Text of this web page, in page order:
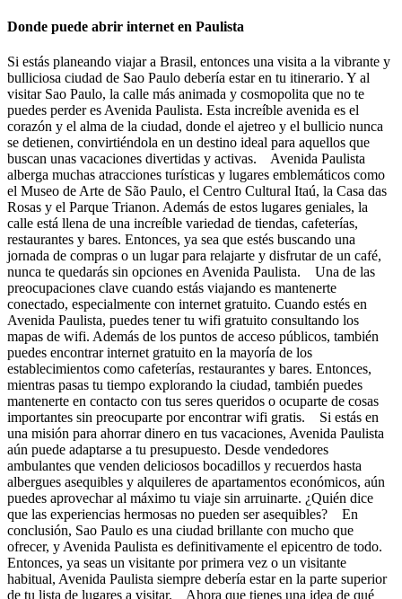
Donde puede abrir internet en Paulista
Si estás planeando viajar a Brasil, entonces una visita a la vibrante y
bulliciosa ciudad de Sao Paulo debería estar en tu itinerario. Y al
visitar Sao Paulo, la calle más animada y cosmopolita que no te
puedes perder es Avenida Paulista. Esta increíble avenida es el
corazón y el alma de la ciudad, donde el ajetreo y el bullicio nunca
se detienen, convirtiéndola en un destino ideal para aquellos que
buscan unas vacaciones divertidas y activas. Avenida Paulista
alberga muchas atracciones turísticas y lugares emblemáticos como
el Museo de Arte de São Paulo, el Centro Cultural Itaú, la Casa das
Rosas y el Parque Trianon. Además de estos lugares geniales, la
calle está llena de una increíble variedad de tiendas, cafeterías,
restaurantes y bares. Entonces, ya sea que estés buscando una
jornada de compras o un lugar para relajarte y disfrutar de un café,
nunca te quedarás sin opciones en Avenida Paulista. Una de las
preocupaciones clave cuando estás viajando es mantenerte
conectado, especialmente con internet gratuito. Cuando estés en
Avenida Paulista, puedes tener tu wifi gratuito consultando los
mapas de wifi. Además de los puntos de acceso públicos, también
puedes encontrar internet gratuito en la mayoría de los
establecimientos como cafeterías, restaurantes y bares. Entonces,
mientras pasas tu tiempo explorando la ciudad, también puedes
mantenerte en contacto con tus seres queridos o ocuparte de cosas
importantes sin preocuparte por encontrar wifi gratis. Si estás en
una misión para ahorrar dinero en tus vacaciones, Avenida Paulista
aún puede adaptarse a tu presupuesto. Desde vendedores
ambulantes que venden deliciosos bocadillos y recuerdos hasta
albergues asequibles y alquileres de apartamentos económicos, aún
puedes aprovechar al máximo tu viaje sin arruinarte. ¿Quién dice
que las experiencias hermosas no pueden ser asequibles? En
conclusión, Sao Paulo es una ciudad brillante con mucho que
ofrecer, y Avenida Paulista es definitivamente el epicentro de todo.
Entonces, ya seas un visitante por primera vez o un visitante
habitual, Avenida Paulista siempre debería estar en la parte superior
de tu lista de lugares a visitar. Ahora que tienes una idea de qué